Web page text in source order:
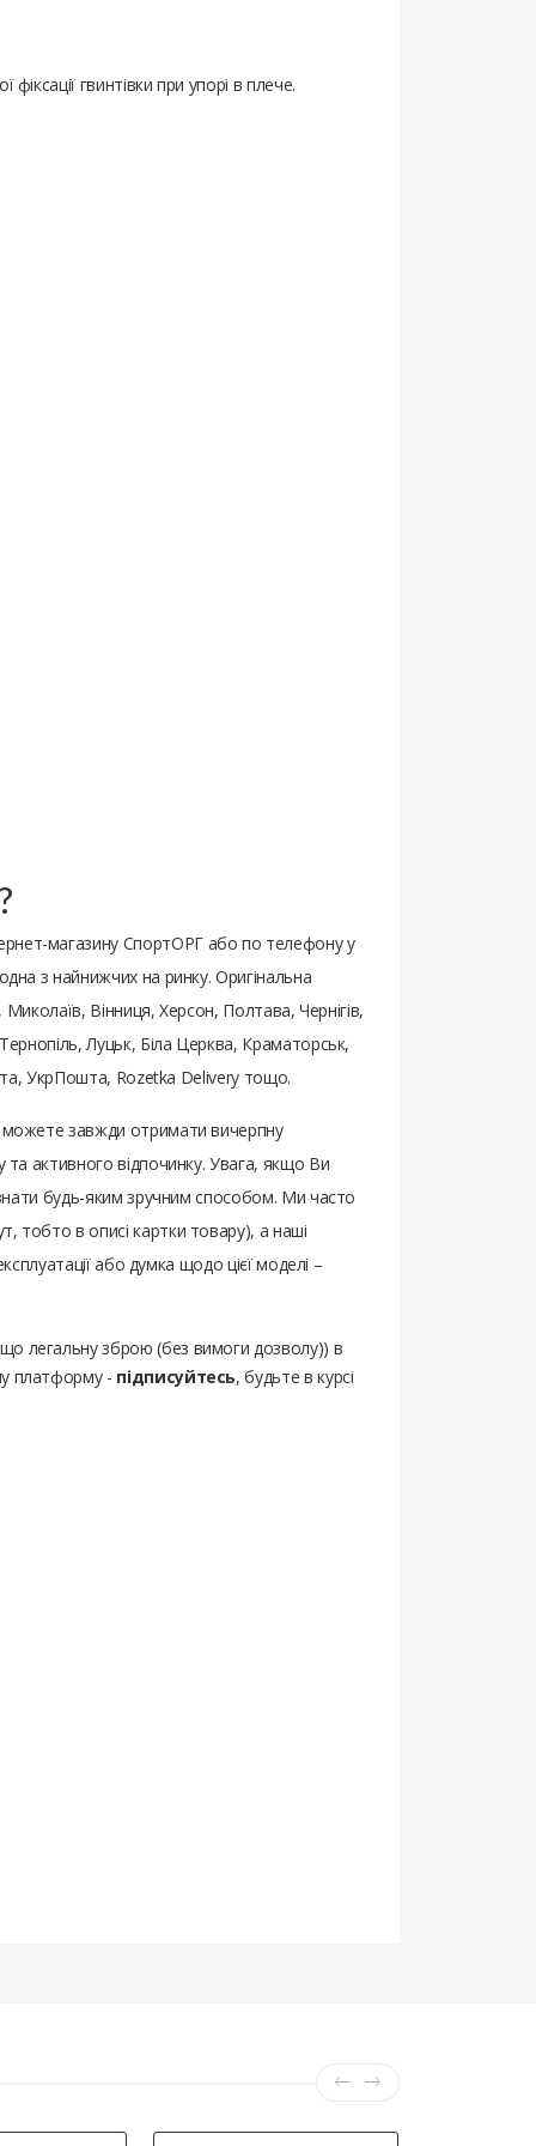
гвинтівки при упорі в плече.
магазину СпортОРГ або по телефону у
з найнижчих на ринку. Оригінальна
Вінниця, Херсон, Полтава, Чернігів,
Луцьк, Біла Церква, Краматорськ,
УкрПошта, Rozetka Delivery тощо.
можете завжди отримати вичерпну
та активного відпочинку. Увага, якщо Ви
будь-яким зручним способом. Ми часто
тобто в описі картки товару), а наші
або думка щодо цієї моделі –
легальну зброю (без вимоги дозволу)) в
платформу - підписуйтесь, будьте в курсі